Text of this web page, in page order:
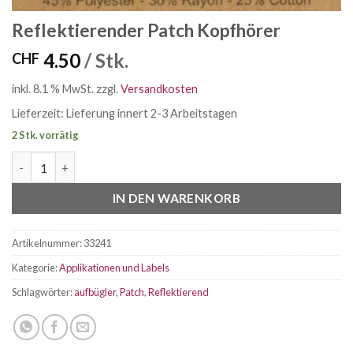
Reflektierender Patch Kopfhörer
CHF 4.50/ Stk.
inkl. 8.1 % MwSt. zzgl.Versandkosten
Lieferzeit: Lieferung innert 2-3 Arbeitstagen
2 Stk. vorrätig
IN DEN WARENKORB
Artikelnummer:33241
Kategorie:Applikationen und Labels
Schlagwörter:aufbügler,Patch,Reflektierend